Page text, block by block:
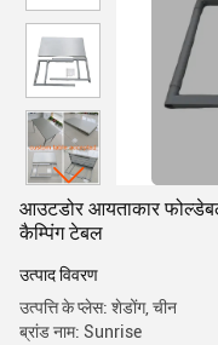
आउटडोर आयताकार
कैम्पिंग टेबल
उत्पाद विवरण
उत्पत्ति के प्लेस: शेडोंग, चीन
ब्रांड नाम: Sunrise